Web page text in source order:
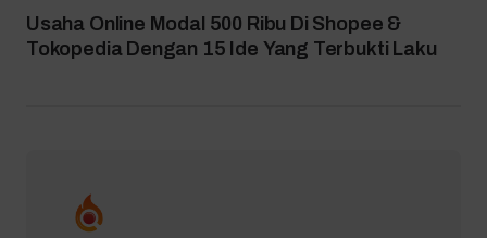
Usaha Online Modal 500 Ribu Di Shopee &
Tokopedia Dengan 15 Ide Yang Terbukti Laku